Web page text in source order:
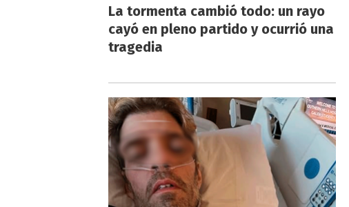
La tormenta cambió todo: un rayo
cayó en pleno partido y ocurrió una
tragedia